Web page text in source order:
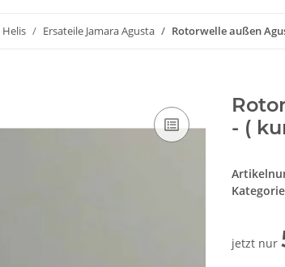
Helis Ersateile Jamara Agusta Rotorwelle außen
- (
jetzt nur